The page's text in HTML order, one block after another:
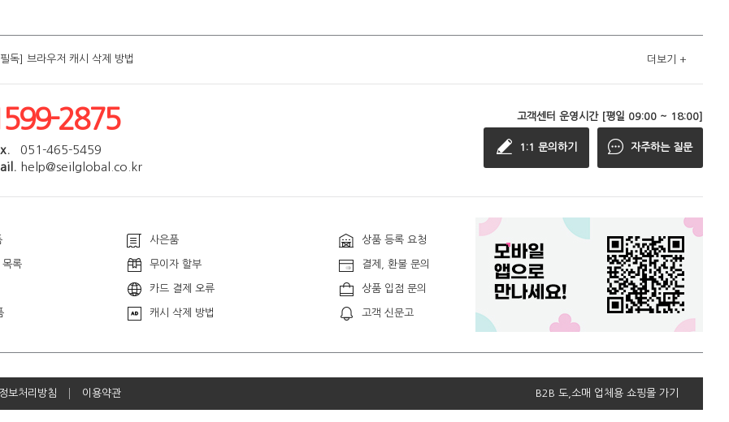
[필독] 브라우저 캐시 삭제 방법
독] 브라우저 캐시 삭제 방법
더보기 +
2875
051-465-5459
help@seilglobal.co.kr
고객센터 운영시간 [평일 09:00 ~ 18:00]
1:1 문의하기 자주하는 질문
사은품 상품 등록 요청
목록 무이자 할부 결제, 환불 문의
카드 결제 오류 상품 입점 문의
캐시 삭제 방법 고객 신문고
보처리방침 이용약관 B2B 도,소매 업체용 쇼핑몰 가기